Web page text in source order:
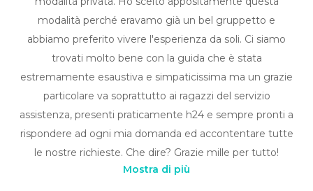
modalità perché eravamo già un bel gruppetto e
abbiamo preferito vivere l'esperienza da soli. Ci siamo
trovati molto bene con la guida che è stata
estremamente esaustiva e simpaticissima ma un grazie
particolare va soprattutto ai ragazzi del servizio
assistenza, presenti praticamente h24 e sempre pronti a
rispondere ad ogni mia domanda ed accontentare tutte
le nostre richieste. Che dire? Grazie mille per tutto!
Mostra di più